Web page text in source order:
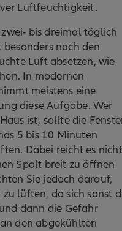
Luftfeuchtigkeit.
bis dreimal täglich
nach den
Luft absetzen, wie
In modernen
meistens eine
diese Aufgabe. Wer
ist, sollte die
5 bis 10 Minuten
Dabei reicht es
Spalt breit zu öffnen
Sie jedoch darauf,
lüften, da sich sonst
dann die Gefahr
den abgekühlten